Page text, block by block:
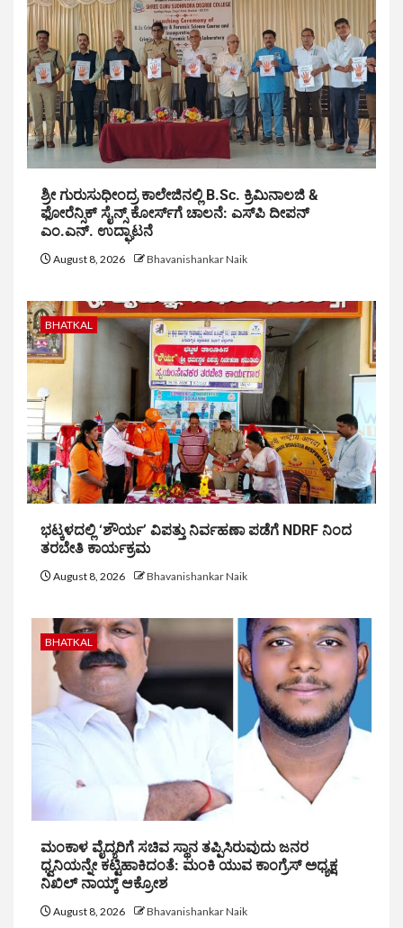
ಶ್ರೀ ಗುರುಸುಧೀಂದ್ರ ಕಾಲೇಜಿನಲ್ಲಿ B.Sc. ಕ್ರಿಮಿನಾಲಜಿ &
ಫೋರೆನ್ಸಿಕ್ ಸೈನ್ಸ್ ಕೋರ್ಸ್‌ಗೆ ಚಾಲನೆ: ಎಸ್‌ಪಿ ದೀಪನ್
ಎಂ.ಎನ್. ಉದ್ಘಾಟನೆ
August 8, 2026 Bhavanishankar Naik
BHATKAL
ಭಟ್ಕಳದಲ್ಲಿ ‘ಶೌರ್ಯ’ ವಿಪತ್ತು ನಿರ್ವಹಣಾ ಪಡೆಗೆ NDRF ನಿಂದ
ತರಬೇತಿ ಕಾರ್ಯಕ್ರಮ
August 8, 2026 Bhavanishankar Naik
BHATKAL
ಮಂಕಾಳ ವೈದ್ಯರಿಗೆ ಸಚಿವ ಸ್ಥಾನ ತಪ್ಪಿಸಿರುವುದು ಜನರ
ಧ್ವನಿಯನ್ನೇ ಕಟ್ಟಿಹಾಕಿದಂತೆ: ಮಂಕಿ ಯುವ ಕಾಂಗ್ರೆಸ್ ಅಧ್ಯಕ್ಷ
ನಿಖಿಲ್ ನಾಯ್ಕ್ ಆಕ್ರೋಶ
August 8, 2026 Bhavanishankar Naik